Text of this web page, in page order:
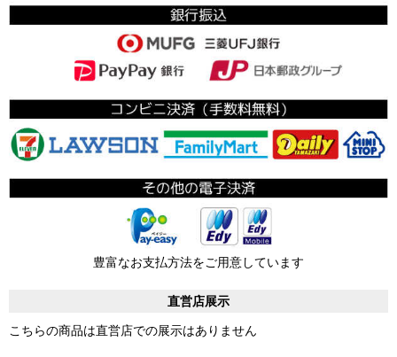
豊富なお支払方法をご用意しています
直営店展示
こちらの商品は直営店での展示はありません